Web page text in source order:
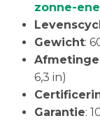
zonne-
Gewicht:
6,3 in)
Garantie: